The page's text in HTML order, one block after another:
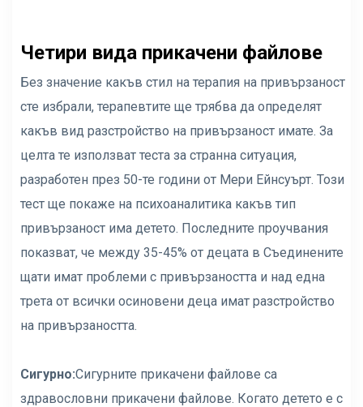
Четири вида прикачени файлове
Без значение какъв стил на терапия на привързаност
сте избрали, терапевтите ще трябва да определят
какъв вид разстройство на привързаност имате. За
целта те използват теста за странна ситуация,
разработен през 50-те години от Мери Ейнсуърт. Този
тест ще покаже на психоаналитика какъв тип
привързаност има детето. Последните проучвания
показват, че между 35-45% от децата в Съединените
щати имат проблеми с привързаността и над една
трета от всички осиновени деца имат разстройство
на привързаността.
Сигурно:Сигурните прикачени файлове са
здравословни прикачени файлове. Когато детето е с